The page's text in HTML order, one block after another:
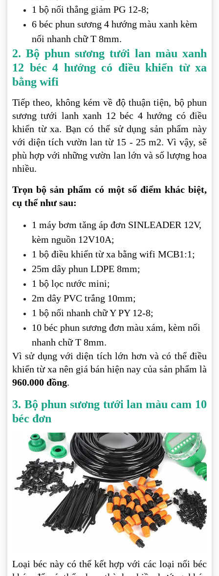
1 bộ nối thẳng giảm PG 12-8;
6 béc phun sương 4 hướng màu xanh kèm
nối nhanh chữ T 8mm.
2. Bộ phun sương tưới lan màu xanh
12 béc 4 hướng có điều khiển từ xa
bằng wifi
Tiếp theo, không kém về độ thuận tiện, bộ phun
sương tưới lanh xanh 12 béc 4 hướng có điều
khiển từ xa. Bạn có thể sử dụng sản phẩm này
với diện tích vườn lan từ 15 - 25 m2. Vì vậy, sẽ
phù hợp với những vườn lan lớn và số lượng hoa
nhiều.
Trọn bộ sản phẩm có một số điểm khác biệt,
cụ thể như sau:
1 máy bơm tăng áp đơn SINLEADER 12V,
kèm nguồn 12V10A;
1 bộ điều khiển từ xa bằng wifi MCB1:1;
25m dây phun LDPE 8mm;
1 bộ lọc nước mini;
2m dây PVC trắng 10mm;
1 bộ nối nhanh chữ Y PY 12-8;
10 béc phun sương đơn màu xám, kèm nối
nhanh chữ T 8mm.
Vì sử dụng với diện tích lớn hơn và có thể điều
khiển từ xa nên giá bán hiện nay của sản phẩm là
960.000 đồng.
3. Bộ phun sương tưới lan màu cam 10
béc đơn
Loại béc này có thể kết hợp với các loại nối béc